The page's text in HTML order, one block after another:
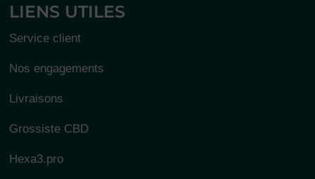
LIENS UTILES
Service client
Nos engagements
Livraisons
Grossiste CBD
Hexa3.pro